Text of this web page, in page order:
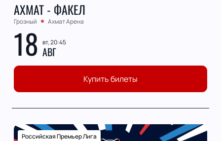
АХМАТ - ФАКЕЛ
Грозный Ахмат Арена
18 вт, 20:45
АВГ
Купить билеты
Российская Премьер Лига